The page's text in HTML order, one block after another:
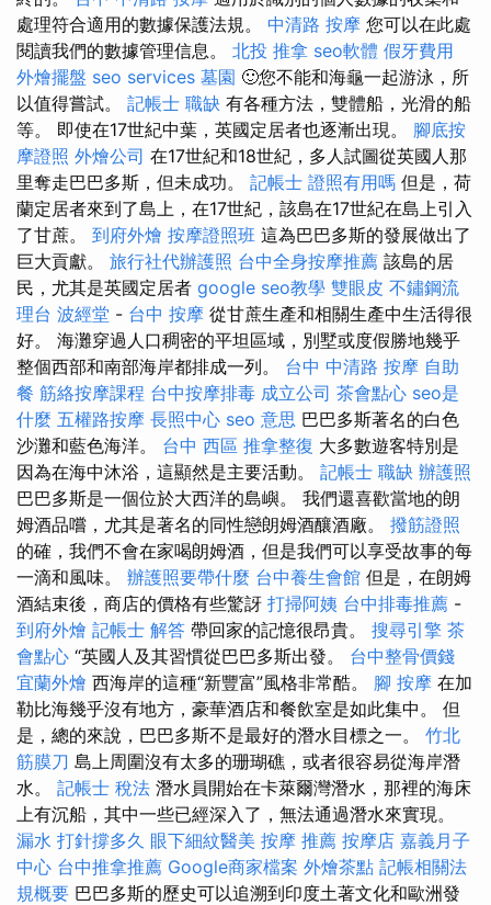
處理符合適用的數據保護法規。 中清路 按摩 您可以在此處
閱讀我們的數據管理信息。 北投 推拿 seo軟體 假牙費用
外燴擺盤 seo services 墓園 🙂您不能和海龜一起游泳，所
以值得嘗試。 記帳士 職缺 有各種方法，雙體船，光滑的船
等。 即使在17世紀中葉，英國定居者也逐漸出現。 腳底按
摩證照 外燴公司 在17世紀和18世紀，多人試圖從英國人那
里奪走巴巴多斯，但未成功。 記帳士 證照有用嗎 但是，荷
蘭定居者來到了島上，在17世紀，該島在17世紀在島上引入
了甘蔗。 到府外燴 按摩證照班 這為巴巴多斯的發展做出了
巨大貢獻。 旅行社代辦護照 台中全身按摩推薦 該島的居
民，尤其是英國定居者 google seo教學 雙眼皮 不鏽鋼流
理台 波經堂 - 台中 按摩 從甘蔗生產和相關生產中生活得很
好。 海灘穿過人口稠密的平坦區域，別墅或度假勝地幾乎
整個西部和南部海岸都排成一列。 台中 中清路 按摩 自助
餐 筋絡按摩課程 台中按摩排毒 成立公司 茶會點心 seo是
什麼 五權路按摩 長照中心 seo 意思 巴巴多斯著名的白色
沙灘和藍色海洋。 台中 西區 推拿整復 大多數遊客特別是
因為在海中沐浴，這顯然是主要活動。 記帳士 職缺 辦護照
巴巴多斯是一個位於大西洋的島嶼。 我們還喜歡當地的朗
姆酒品嚐，尤其是著名的同性戀朗姆酒釀酒廠。 撥筋證照
的確，我們不會在家喝朗姆酒，但是我們可以享受故事的每
一滴和風味。 辦護照要帶什麼 台中養生會館 但是，在朗姆
酒結束後，商店的價格有些驚訝 打掃阿姨 台中排毒推薦 -
到府外燴 記帳士 解答 帶回家的記憶很昂貴。 搜尋引擎 茶
會點心 “英國人及其習慣從巴巴多斯出發。 台中整骨價錢
宜蘭外燴 西海岸的這種“新豐富”風格非常酷。 腳 按摩 在加
勒比海幾乎沒有地方，豪華酒店和餐飲室是如此集中。 但
是，總的來說，巴巴多斯不是最好的潛水目標之一。 竹北
筋膜刀 島上周圍沒有太多的珊瑚礁，或者很容易從海岸潛
水。 記帳士 稅法 潛水員開始在卡萊爾灣潛水，那裡的海床
上有沉船，其中一些已經深入了，無法通過潛水來實現。
漏水 打針撐多久 眼下細紋醫美 按摩 推薦 按摩店 嘉義月子
中心 台中推拿推薦 Google商家檔案 外燴茶點 記帳相關法
規概要 巴巴多斯的歷史可以追溯到印度土著文化和歐洲發